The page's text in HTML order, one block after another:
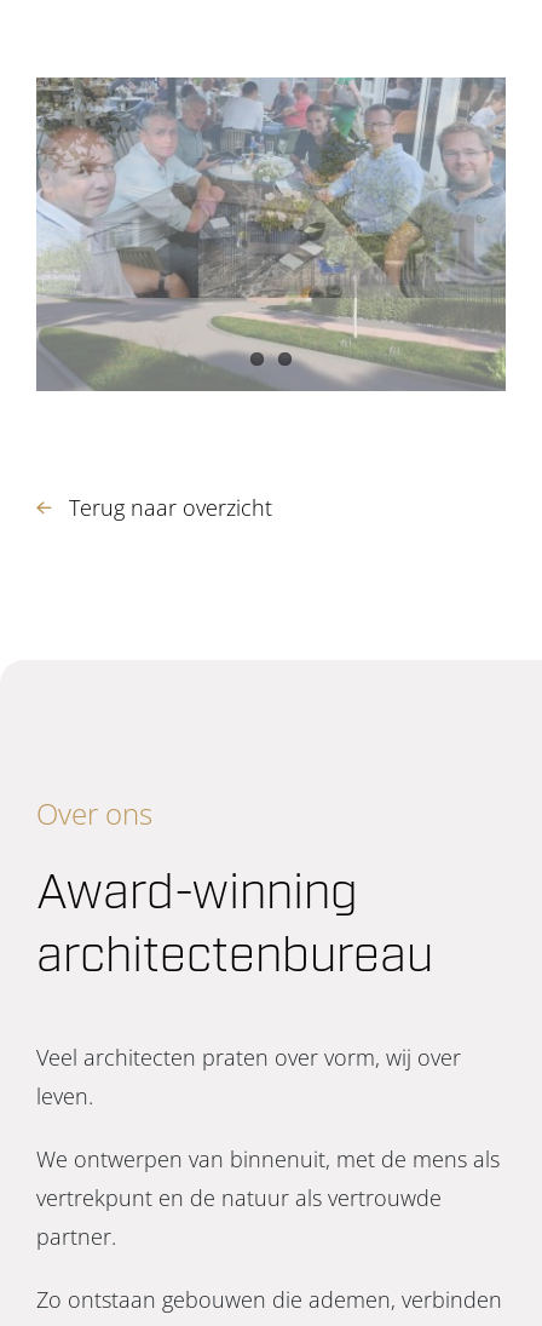
Terug naar overzicht
Over ons
Award-winning
architectenbureau
Veel architecten praten over vorm, wij over
leven.
We ontwerpen van binnenuit, met de mens als
vertrekpunt en de natuur als vertrouwde
partner.
Zo ontstaan gebouwen die ademen, verbinden